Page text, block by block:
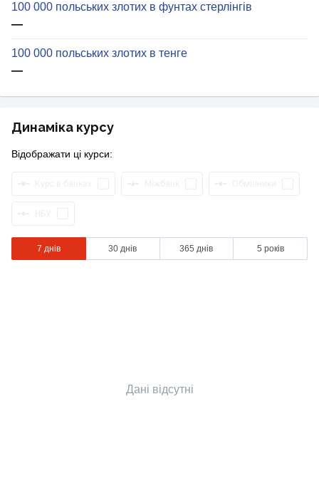
100 000 польських злотих в фунтах стерлінгів
—
100 000 польських злотих в тенге
—
Динаміка курсу
Відображати ці курси:
7 днів 30 днів 365 днів 5 років
Дані відсутні